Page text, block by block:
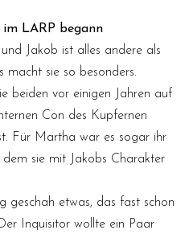
im LARP begann
Jakob ist alles andere als
macht sie so besonders.
beiden vor einigen Jahren auf
Con des Kupfernen
Für Martha war es sogar ihr
sie mit Jakobs Charakter
geschah etwas, das fast schon
Inquisitor wollte ein Paar